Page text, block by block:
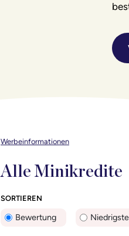
Werbeinformationen
Alle Minikredite
SORTIEREN
Bewertung